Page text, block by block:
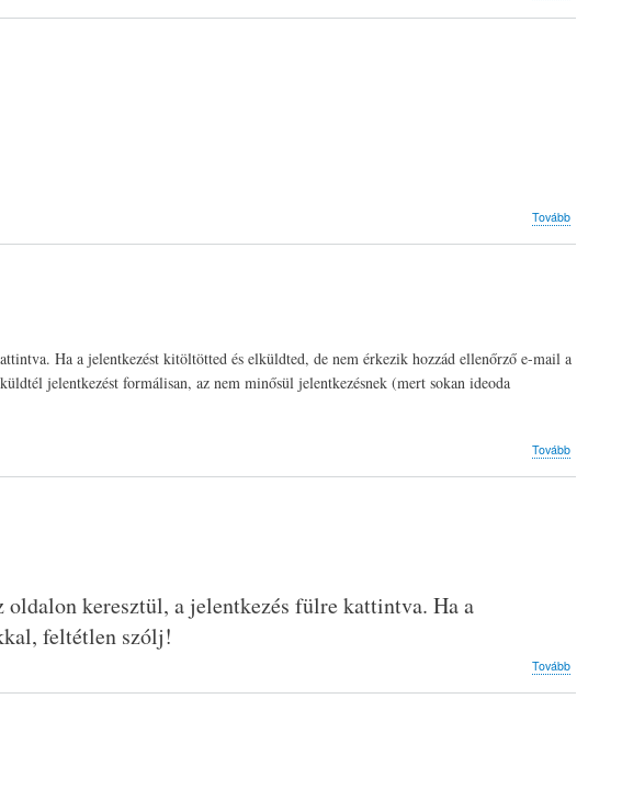
Tovább(Kurzusok
Ha a jelentkezést kitöltötted és elküldted, de nem érkezik hozzád ellenőrző e-mail a
jelentkezést formálisan, az nem minősül jelentkezésnek (mert sokan ideoda
Tovább(Kurzusok
oldalon keresztül, a jelentkezés fülre kattintva. Ha a
feltétlen szólj!
Tovább(Kurzusok